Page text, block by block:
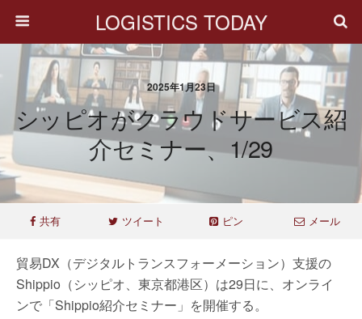
LOGISTICS TODAY
2025年1月23日
シッピオがクラウドサービス紹
介セミナー、1/29
共有 ツイート ピン メール
貿易DX（デジタルトランスフォーメーション）支援の
Shippio（シッピオ、東京都港区）は29日に、オンライ
ンで「Shippio紹介セミナー」を開催する。